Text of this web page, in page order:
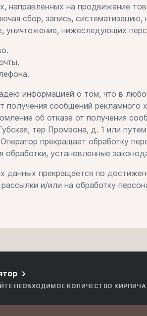
направленных на продвижение
сбор, запись,
уничтожение, нижеследующих
информацией о том, что в
получения сообщений
об отказе от получения
тер Промзона, д. 1 или
прекращает обработку
обработки, установленные
данных прекращается по
и/или на обработку
НЕОБХОДИМОЕ КОЛИЧЕСТВО КИРПИЧА